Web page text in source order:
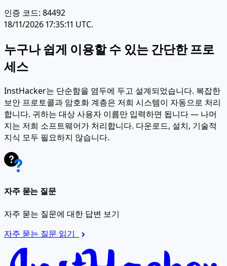
인증 코드: 84492
18/11/2026 17:35:11 UTC.
누구나 쉽게 이용할 수 있는 간단한 프로
세스
InstHacker는 단순함을 염두에 두고 설계되었습니다. 복잡한
보안 프로토콜과 암호화 계층은 저희 시스템이 자동으로 처리
합니다. 귀하는 대상 사용자 이름만 입력하면 됩니다 — 나머
지는 저희 소프트웨어가 처리합니다. 다운로드, 설치, 기술적
지식 모두 필요하지 않습니다.
자주 묻는 질문
자주 묻는 질문에 대한 답변 보기
자주 묻는 질문 읽기